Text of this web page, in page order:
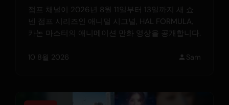
점프 채널이 2026년 8월 11일부터 13일까지 새 쇼
넨 점프 시리즈인 애니멀 시그널, HAL FORMULA,
카논 마스터의 애니메이션 만화 영상을 공개합니다.
10 8월 2026 Sam